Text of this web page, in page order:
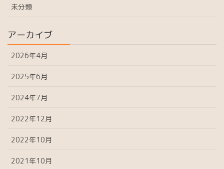
未分類
アーカイブ
2026年4月
2025年6月
2024年7月
2022年12月
2022年10月
2021年10月